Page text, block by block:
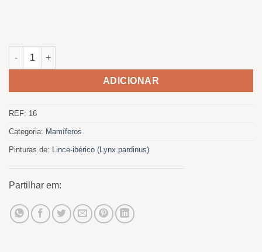
Quantidade de Lince no nevoeiro
ADICIONAR
REF: 16
Categoria: Mamíferos
Pinturas de: Lince-ibérico (Lynx pardinus)
Partilhar em: